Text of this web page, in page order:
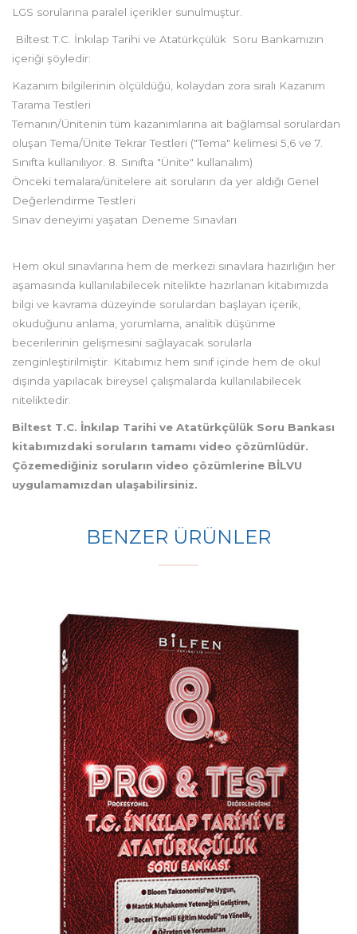
LGS sorularına paralel içerikler sunulmuştur.
Biltest T.C. İnkılap Tarihi ve Atatürkçülük Soru Bankamızın
içeriği şöyledir:
Kazanım bilgilerinin ölçüldüğü, kolaydan zora sıralı Kazanım
Tarama Testleri
Temanın/Ünitenin tüm kazanımlarına ait bağlamsal sorulardan
oluşan Tema/Ünite Tekrar Testleri ("Tema" kelimesi 5,6 ve 7.
Sınıfta kullanılıyor. 8. Sınıfta "Ünite" kullanalım)
Önceki temalara/ünitelere ait soruların da yer aldığı Genel
Değerlendirme Testleri
Sınav deneyimi yaşatan Deneme Sınavları
Hem okul sınavlarına hem de merkezi sınavlara hazırlığın her
aşamasında kullanılabilecek nitelikte hazırlanan kitabımızda
bilgi ve kavrama düzeyinde sorulardan başlayan içerik,
okuduğunu anlama, yorumlama, analitik düşünme
becerilerinin gelişmesini sağlayacak sorularla
zenginleştirilmiştir. Kitabımız hem sınıf içinde hem de okul
dışında yapılacak bireysel çalışmalarda kullanılabilecek
niteliktedir.
Biltest T.C. İnkılap Tarihi ve Atatürkçülük Soru Bankası
kitabımızdaki soruların tamamı video çözümlüdür.
Çözemediğiniz soruların video çözümlerine BİLVU
uygulamamızdan ulaşabilirsiniz.
BENZER ÜRÜNLER